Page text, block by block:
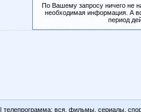
По Вашему запросу ничего не
необходимая информация. А
период
| телепрограмма: вся фильмы сериалы